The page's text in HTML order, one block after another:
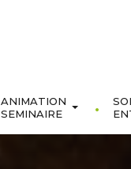
ANIMATION
SEMINAIRE